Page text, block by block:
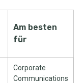
Am besten
für
Corporate
Communications